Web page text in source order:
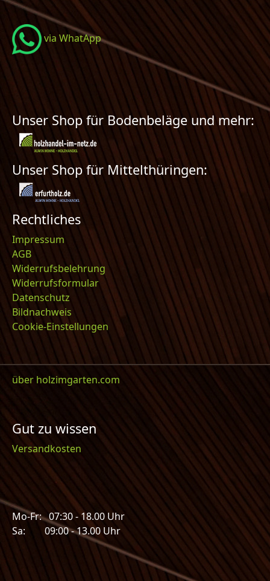
via WhatApp
Unser Shop für Bodenbeläge und mehr:
Unser Shop für Mittelthüringen:
Rechtliches
Impressum
AGB
Widerrufsbelehrung
Widerrufsformular
Datenschutz
Bildnachweis
Cookie-Einstellungen
über holzimgarten.com
Gut zu wissen
Versandkosten
Mo-Fr: 07:30 - 18.00 Uhr
Sa: 09:00 - 13.00 Uhr